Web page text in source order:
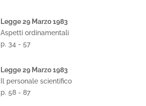
Legge 29 Marzo 1983
Aspetti ordinamentali
p. 34 - 57
Legge 29 Marzo 1983
Il personale scientifico
p. 58 - 87